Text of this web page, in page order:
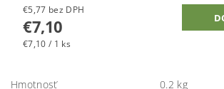
€5,77 bez DPH
€7,10
€7,10 / 1 ks
Hmotnosť 0.2 kg